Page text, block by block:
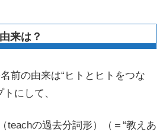
来は？
前の由来は“ヒトとヒトをつな
にして、
（teachの過去分詞形）（＝“教えあ